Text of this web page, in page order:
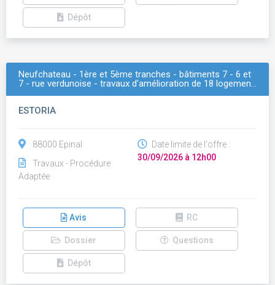
Dépôt
Neufchateau - 1ère et 5ème tranches - bâtiments 7 - 6 et
7 - rue verdunoise - travaux d'amélioration de 18 logemen…
ESTORIA
88000 Epinal
Travaux - Procédure
Adaptée
Date limite de l'offre :
30/09/2026 à 12h00
Avis RC
Dossier Questions
Dépôt